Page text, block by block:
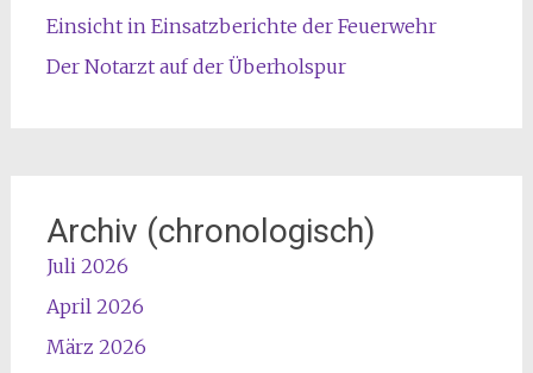
Einsicht in Einsatzberichte der Feuerwehr
Der Notarzt auf der Überholspur
Archiv (chronologisch)
Juli 2026
April 2026
März 2026